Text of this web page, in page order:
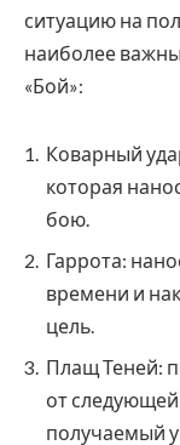
ситуацию на
наиболее
«Бой»:
Коварный
которая
бою.
Гаррота:
времени и
цель.
Плащ Теней:
от
получаемый